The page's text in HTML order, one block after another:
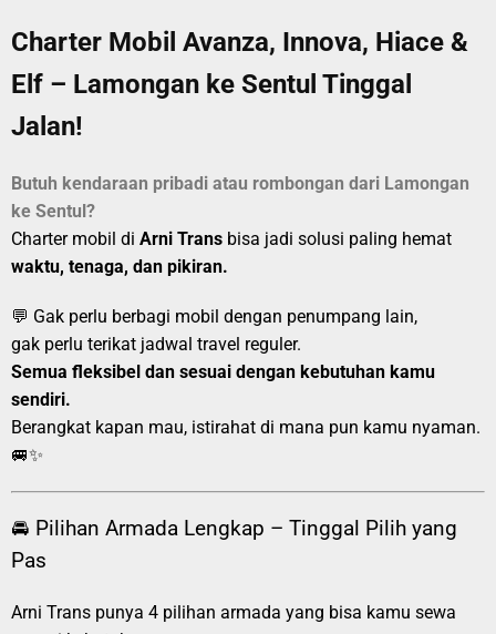
Charter Mobil Avanza, Innova, Hiace &
Elf – Lamongan ke Sentul Tinggal
Jalan!
Butuh kendaraan pribadi atau rombongan dari Lamongan
ke Sentul?
Charter mobil di Arni Trans bisa jadi solusi paling hemat
waktu, tenaga, dan pikiran.
💬 Gak perlu berbagi mobil dengan penumpang lain,
gak perlu terikat jadwal travel reguler.
Semua fleksibel dan sesuai dengan kebutuhan kamu
sendiri.
Berangkat kapan mau, istirahat di mana pun kamu nyaman.
🚐✨
🚘 Pilihan Armada Lengkap – Tinggal Pilih yang
Pas
Arni Trans punya 4 pilihan armada yang bisa kamu sewa